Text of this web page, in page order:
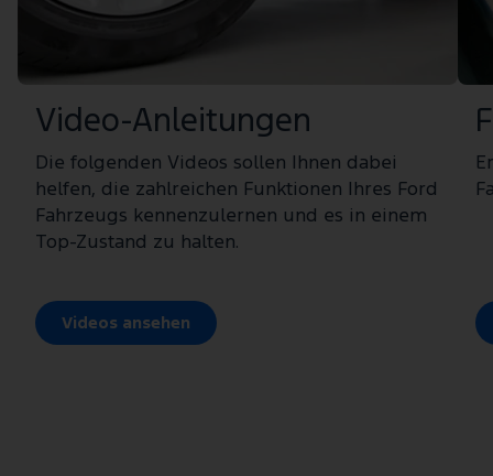
Video-Anleitungen
Die folgenden Videos sollen Ihnen dabei
helfen, die zahlreichen Funktionen Ihres Ford
Fahrzeugs kennenzulernen und es in einem
Top-Zustand zu halten.
Videos ansehen